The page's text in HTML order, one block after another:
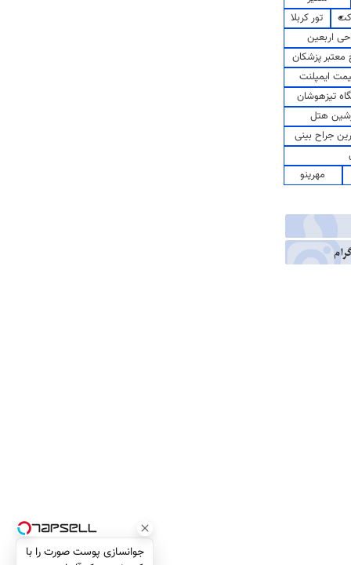
تور کربلا
اربعین
پزشکان
ایمپلنت
تیزهوشان
هتل
جراح بینی
مهرینو
جوانسازی پوست صورت را با